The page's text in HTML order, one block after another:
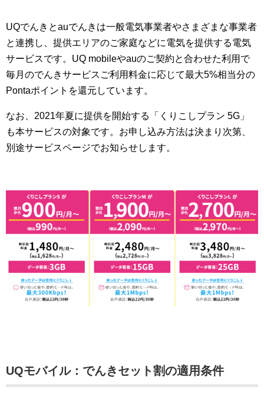
UQでんきとauでんきは一般電気事業者やさまざまな事業者
と連携し、提供エリアのご家庭などに電気を提供する電気
サービスです。UQ mobileやauのご契約と合わせた利用で
毎月のでんきサービスご利用料金に応じて最大5%相当分の
Pontaポイントを還元しています。
なお、2021年夏に提供を開始する「くりこしプラン 5G」
も本サービスの対象です。お申し込み方法は決まり次第、
別途サービスページでお知らせします。
UQモバイル：でんきセット割の適用条件